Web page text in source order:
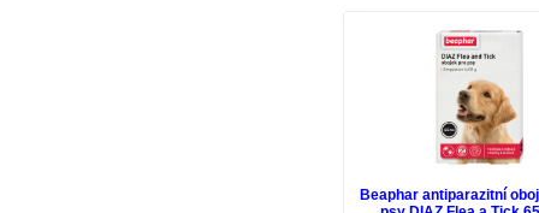
Beaphar antiparazitní